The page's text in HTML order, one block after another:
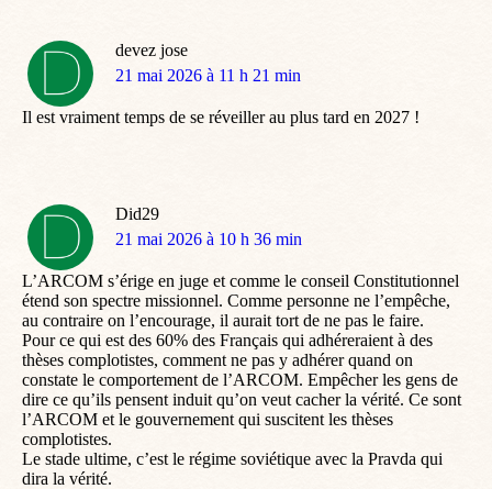
devez jose
dit
21 mai 2026 à 11 h 21 min
Il est vraiment temps de se réveiller au plus tard en 2027 !
Did29
dit
21 mai 2026 à 10 h 36 min
L’ARCOM s’érige en juge et comme le conseil Constitutionnel
étend son spectre missionnel. Comme personne ne l’empêche,
au contraire on l’encourage, il aurait tort de ne pas le faire.
Pour ce qui est des 60% des Français qui adhéreraient à des
thèses complotistes, comment ne pas y adhérer quand on
constate le comportement de l’ARCOM. Empêcher les gens de
dire ce qu’ils pensent induit qu’on veut cacher la vérité. Ce sont
l’ARCOM et le gouvernement qui suscitent les thèses
complotistes.
Le stade ultime, c’est le régime soviétique avec la Pravda qui
dira la vérité.